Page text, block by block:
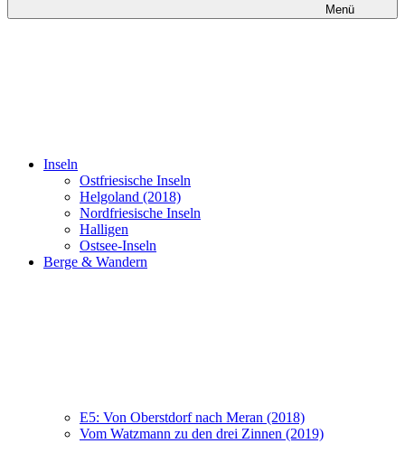
Menü
Inseln
Ostfriesische Inseln
Helgoland (2018)
Nordfriesische Inseln
Halligen
Ostsee-Inseln
Berge & Wandern
E5: Von Oberstdorf nach Meran (2018)
Vom Watzmann zu den drei Zinnen (2019)